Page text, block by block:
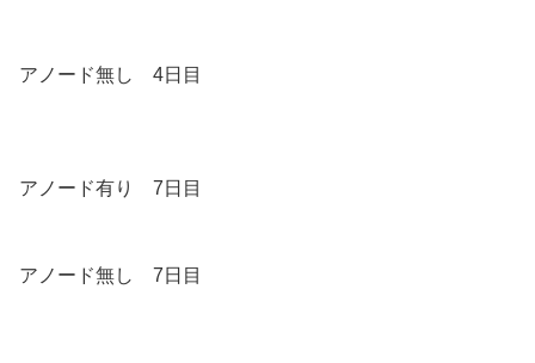
アノード無し 4日目
アノード有り 7日目
アノード無し 7日目